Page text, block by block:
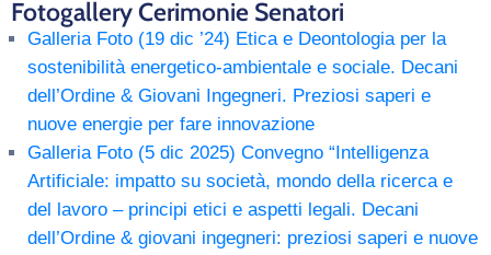
Fotogallery Cerimonie Senatori
Galleria Foto (19 dic ’24) Etica e Deontologia per la
sostenibilità energetico-ambientale e sociale. Decani
dell’Ordine & Giovani Ingegneri. Preziosi saperi e
nuove energie per fare innovazione
Galleria Foto (5 dic 2025) Convegno “Intelligenza
Artificiale: impatto su società, mondo della ricerca e
del lavoro – principi etici e aspetti legali. Decani
dell’Ordine & giovani ingegneri: preziosi saperi e nuove